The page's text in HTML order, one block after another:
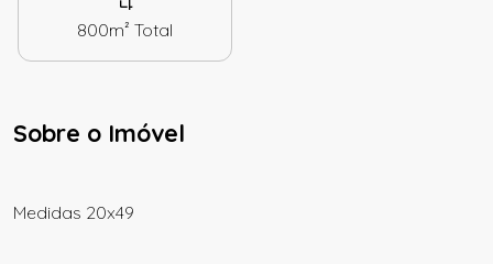
800m² Total
Sobre o Imóvel
Medidas 20x49